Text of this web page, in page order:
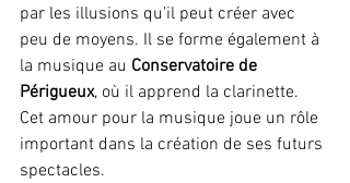
par les illusions qu’il peut créer avec
peu de moyens. Il se forme également à
la musique au Conservatoire de
Périgueux, où il apprend la clarinette.
Cet amour pour la musique joue un rôle
important dans la création de ses futurs
spectacles.